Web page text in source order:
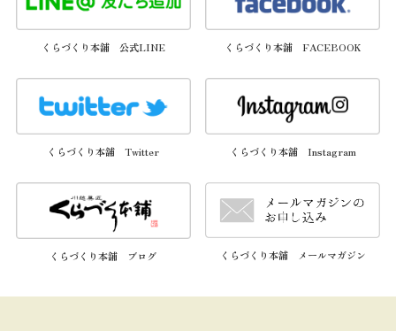
くらづくり本舗 公式LINE くらづくり本舗 FACEBOOK
くらづくり本舗 Twitter くらづくり本舗 Instagram
くらづくり本舗 ブログ くらづくり本舗 メールマガジン